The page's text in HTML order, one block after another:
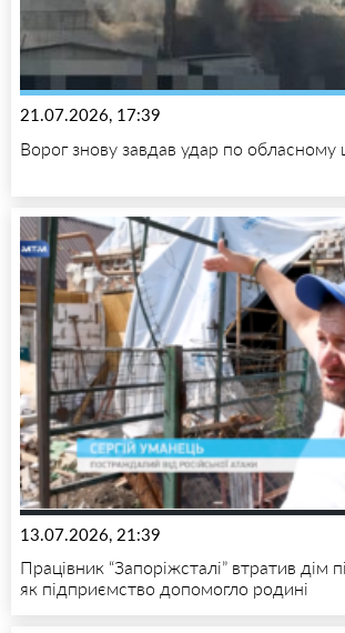
21.07.2026, 17:39
Ворог знову завдав удар по обласному
13.07.2026, 21:39
Працівник “Запоріжсталі” втратив дім
як підприємство допомогло родині